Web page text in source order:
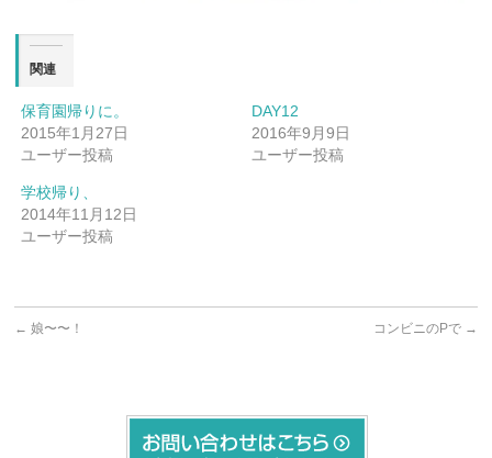
関連
保育園帰りに。
2015年1月27日
ユーザー投稿
DAY12
2016年9月9日
ユーザー投稿
学校帰り、
2014年11月12日
ユーザー投稿
← 娘〜〜！ コンビニのPで →